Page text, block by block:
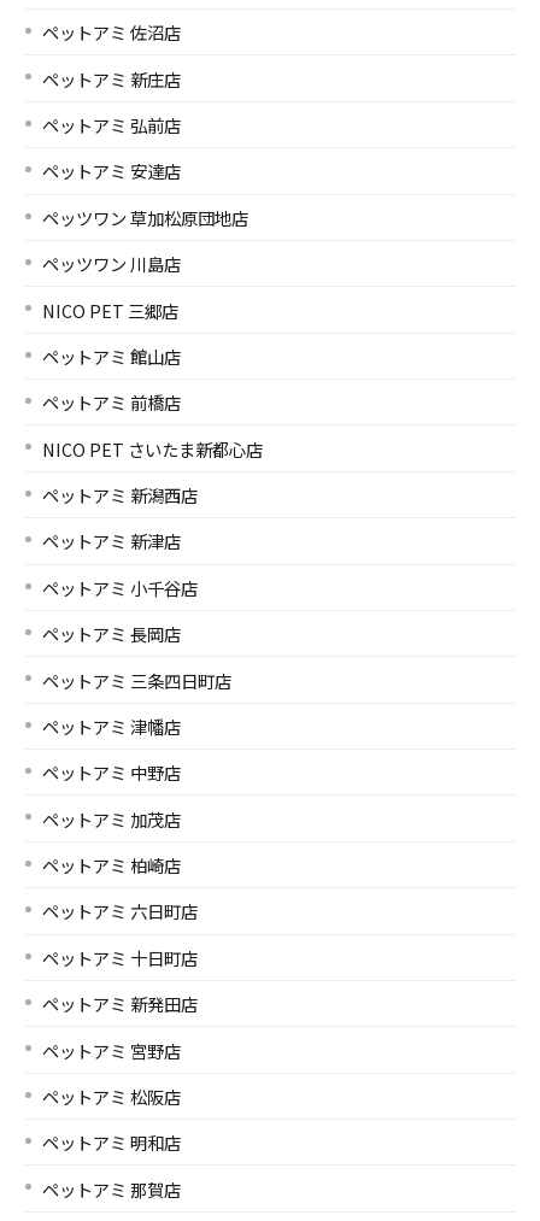
ペットアミ 佐沼店
ペットアミ 新庄店
ペットアミ 弘前店
ペットアミ 安達店
ペッツワン 草加松原団地店
ペッツワン 川島店
NICO PET 三郷店
ペットアミ 館山店
ペットアミ 前橋店
NICO PET さいたま新都心店
ペットアミ 新潟西店
ペットアミ 新津店
ペットアミ 小千谷店
ペットアミ 長岡店
ペットアミ 三条四日町店
ペットアミ 津幡店
ペットアミ 中野店
ペットアミ 加茂店
ペットアミ 柏崎店
ペットアミ 六日町店
ペットアミ 十日町店
ペットアミ 新発田店
ペットアミ 宮野店
ペットアミ 松阪店
ペットアミ 明和店
ペットアミ 那賀店